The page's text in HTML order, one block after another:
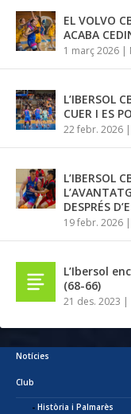
EL VOLVO
ACABA
1 març 2026 |
L’IBERSOL
CUER I ES
22 febr. 2026 |
L’IBERSOL
DESPRÉS
19 febr. 2026 |
L’Ibersol
(68-66)
21 des. 2023 |
Notícies
Club
Història i Palmarès